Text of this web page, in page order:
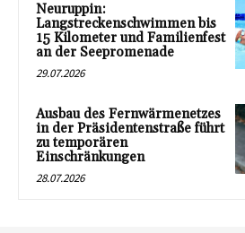
Neuruppin:
Langstreckenschwimmen bis
15 Kilometer und Familienfest
an der Seepromenade
29.07.2026
Ausbau des Fernwärmenetzes
in der Präsidentenstraße führt
zu temporären
Einschränkungen
28.07.2026